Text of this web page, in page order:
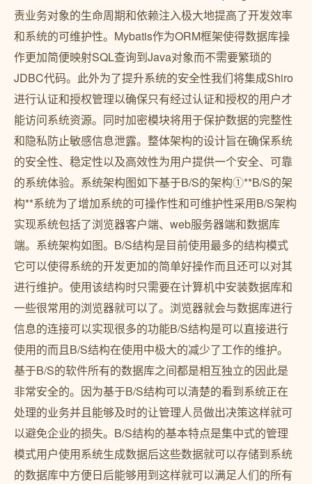
责业务对象的生命周期和依赖注入极大地提高了开发效率
和系统的可维护性。Mybatis作为ORM框架使得数据库操
作更加简便映射SQL查询到Java对象而不需要繁琐的
JDBC代码。此外为了提升系统的安全性我们将集成Shiro
进行认证和授权管理以确保只有经过认证和授权的用户才
能访问系统资源。同时加密模块将用于保护数据的完整性
和隐私防止敏感信息泄露。整体架构的设计旨在确保系统
的安全性、稳定性以及高效性为用户提供一个安全、可靠
的系统体验。系统架构图如下基于B/S的架构①**B/S的架
构**系统为了增加系统的可操作性和可维护性采用B/S架构
实现系统包括了浏览器客户端、web服务器端和数据库
端。系统架构如图。B/S结构是目前使用最多的结构模式
它可以使得系统的开发更加的简单好操作而且还可以对其
进行维护。使用该结构时只需要在计算机中安装数据库和
一些很常用的浏览器就可以了。浏览器就会与数据库进行
信息的连接可以实现很多的功能B/S结构是可以直接进行
使用的而且B/S结构在使用中极大的减少了工作的维护。
基于B/S的软件所有的数据库之间都是相互独立的因此是
非常安全的。因为基于B/S结构可以清楚的看到系统正在
处理的业务并且能够及时的让管理人员做出决策这样就可
以避免企业的损失。B/S结构的基本特点是集中式的管理
模式用户使用系统生成数据后这些数据就可以存储到系统
的数据库中方便日后能够用到这样就可以满足人们的所有